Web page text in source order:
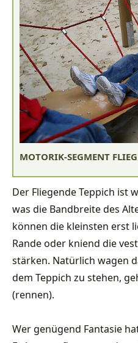
MOTORIK-SEGMENT
Der Fliegende Teppich ist
was die Bandbreite des
können die kleinsten erst
Rande oder kniend die
stärken. Natürlich wagen
dem Teppich zu stehen,
(rennen).
Wer genügend Fantasie